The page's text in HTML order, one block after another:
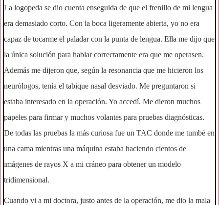
La logopeda se dio cuenta enseguida de que el frenillo de mi lengua
era demasiado corto. Con la boca ligeramente abierta, yo no era
capaz de tocarme el paladar con la punta de lengua. Ella me dijo que
la única solución para hablar correctamente era que me operasen.
Además me dijeron que, según la resonancia que me hicieron los
neurólogos, tenía el tabique nasal desviado. Me preguntaron si
estaba interesado en la operación. Yo accedí. Me dieron muchos
papeles para firmar y muchos volantes para pruebas diagnósticas.
De todas las pruebas la más curiosa fue un TAC donde me tumbé en
una cama mientras una máquina estaba haciendo cientos de
imágenes de rayos X a mi cráneo para obtener un modelo
tridimensional.
Cuando vi a mi doctora, justo antes de la operación, me dio la mala